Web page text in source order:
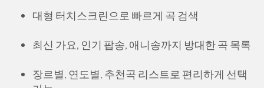
대형 터치스크린으로 빠르게 곡 검색
최신 가요, 인기 팝송, 애니송까지 방대한 곡 목록
장르별, 연도별, 추천곡 리스트로 편리하게 선택